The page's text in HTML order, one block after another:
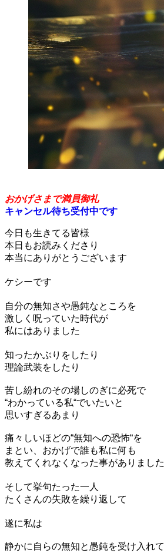
おかげさまで満員御礼
キャンセル待ち受付中です
今日も生きてる皆様
本日もお読みくださり
本当にありがとうございます
ケシーです
自分の無知さや愚鈍なところを
激しく呪っていた時代が
私にはありました
知ったかぶりをしたり
理論武装をしたり
苦し紛れのその場しのぎに必死で
“わかっている私“でいたいと
思いすぎるあまり
痛々しいほどの“無知への恐怖“を
まとい、おかげで誰も私に何も
教えてくれなくなった事がありました
そして挙句たった一人
たくさんの失敗を繰り返して
遂に私は
静かに自らの無知と愚鈍を受け入れて